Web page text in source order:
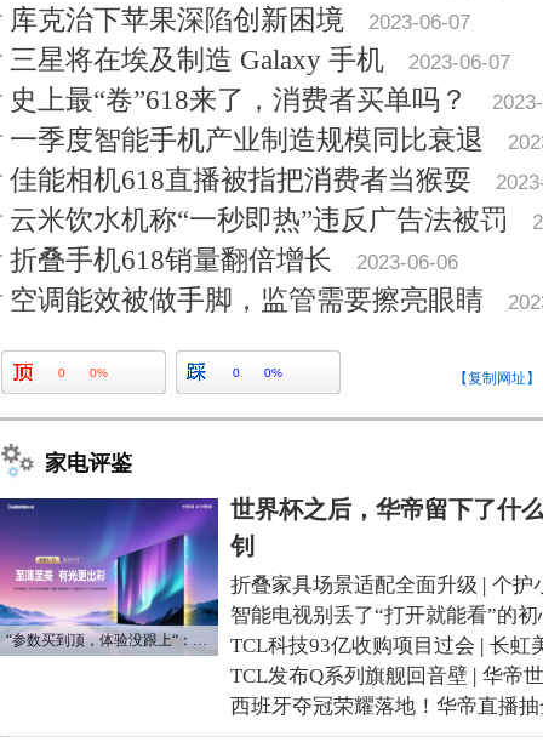
库克治下苹果深陷创新困境
2023-06-07
三星将在埃及制造 Galaxy 手机 2023-06-07
史上最“卷”618来了，消费者买单吗？
一季度智能手机产业制造规模同比衰退
佳能相机618直播被指把消费者当猴耍
云米饮水机称“一秒即热”违反广告法被罚
折叠手机618销量翻倍增长 2023-06-06
空调能效被做手脚，监管需要擦亮眼睛
0 0% 0 0% 【复制网址】
家电评鉴
“参数买到顶，体验没跟上“：长虹追光Q70S给高端电视打了个样
世界杯之后，华帝留下了什
钊
折叠家具场景适配全面升级 | 个护
智能电视别丢了“打开就能看”的初
TCL科技93亿收购项目过会 | 长虹
TCL发布Q系列旗舰回音壁 | 华帝
西班牙夺冠荣耀落地！华帝直播